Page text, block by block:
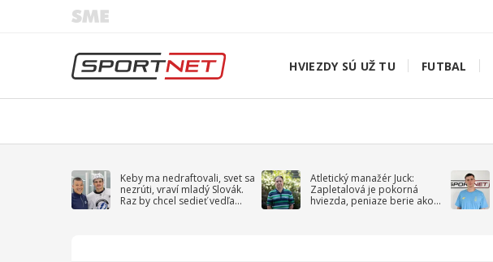
HVIEZDY SÚ UŽ TU FUTBAL
Keby ma nedraftovali, svet sa
nezrúti, vraví mladý Slovák.
Raz by chcel sedieť vedľa
Atletický manažér Juck:
Zapletalová je pokorná
hviezda, peniaze berie ako